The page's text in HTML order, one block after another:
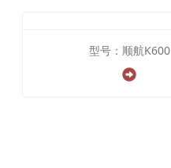
型号：顺航K600